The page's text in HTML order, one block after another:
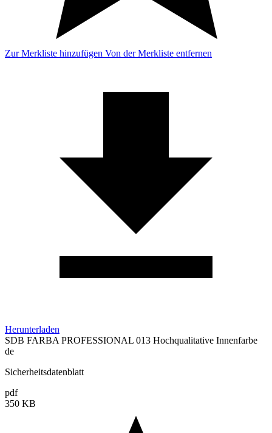
Zur Merkliste hinzufügen Von der Merkliste entfernen
Herunterladen
SDB FARBA PROFESSIONAL 013 Hochqualitative Innenfarbe
de
Sicherheitsdatenblatt
pdf
350 KB